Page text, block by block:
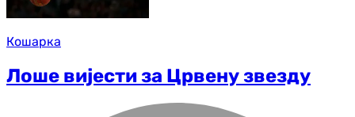
Кошарка
Лоше вијести за Црвену звезду